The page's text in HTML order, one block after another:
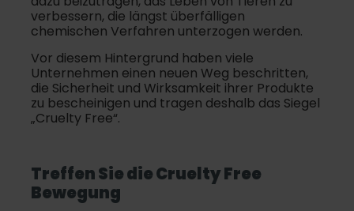
verbessern, die längst überfälligen
chemischen Verfahren unterzogen werden.
Vor diesem Hintergrund haben viele
Unternehmen einen neuen Weg beschritten,
die Sicherheit und Wirksamkeit ihrer Produkte
zu bescheinigen und tragen deshalb das Siegel
„Cruelty Free“.
Treffen Sie die Cruelty Free
Bewegung